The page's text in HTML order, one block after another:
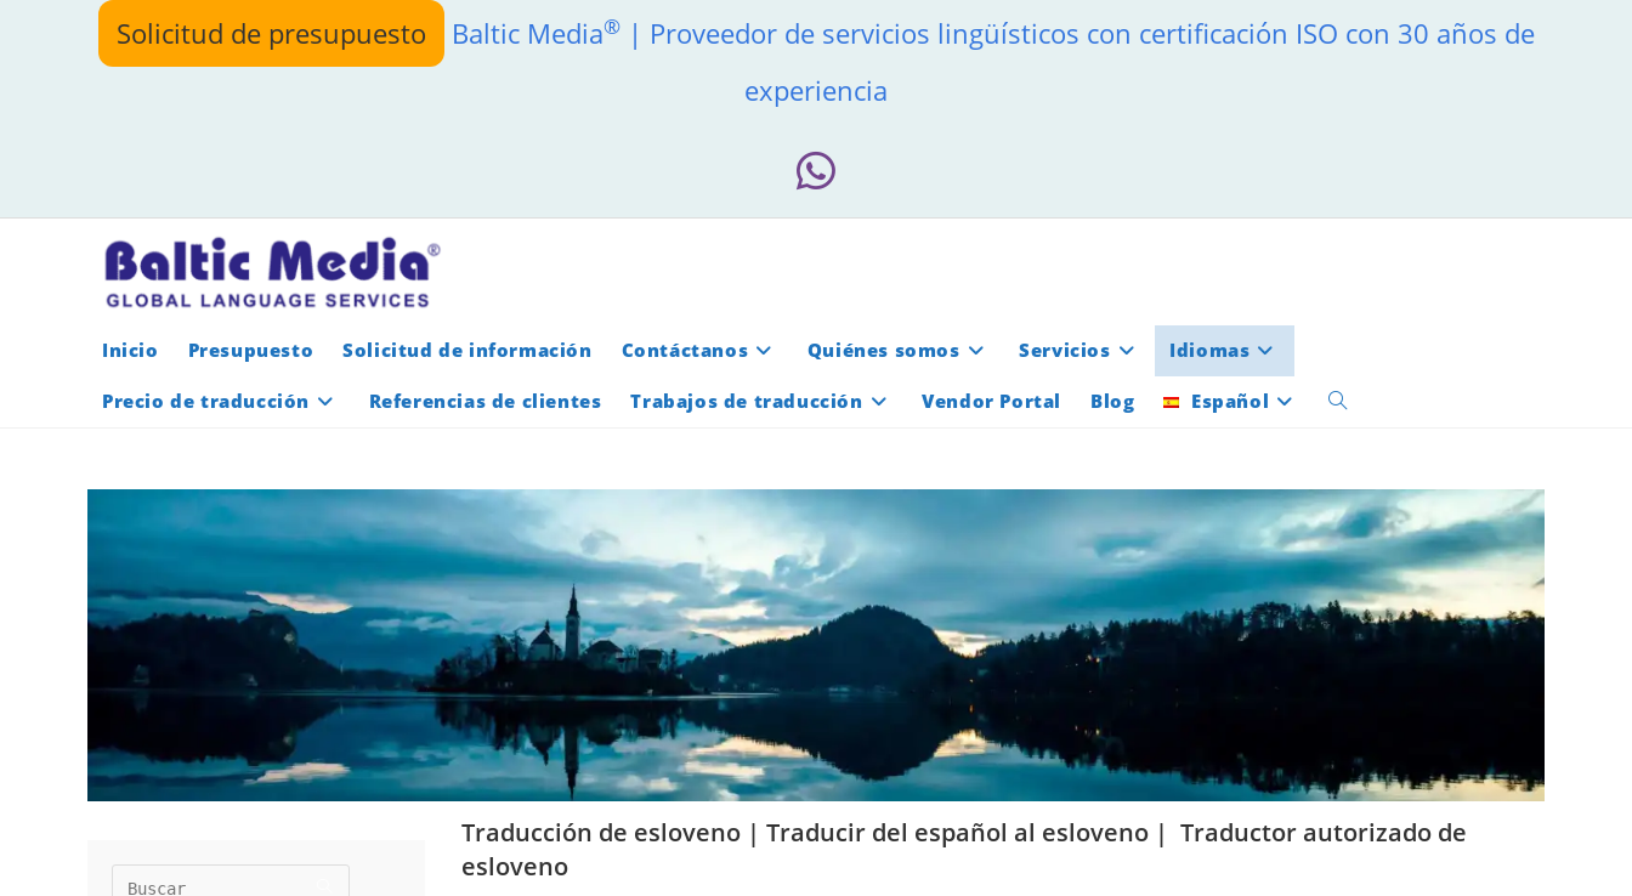
Solicitud de presupuesto Baltic Media®| Proveedor de servicios lingüísticos con certificación ISO con 30 años de
experiencia
Inicio Presupuesto Solicitud de información Contáctanos Quiénes somos Servicios
Idiomas
Precio de traducción
Referencias de clientes Trabajos de traducción Vendor Portal Blog Español Alternar
de
la
web
Traducción de esloveno | Traducir del español al esloveno | Traductor autorizado de
esloveno